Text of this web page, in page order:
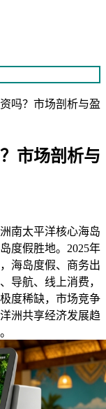
吗？市场剖析与盈
市场剖析与
南太平洋核心海岛
度假胜地。2025年
海岛度假、商务出
导航、线上消费，
度稀缺，市场竞争
洲共享经济发展趋